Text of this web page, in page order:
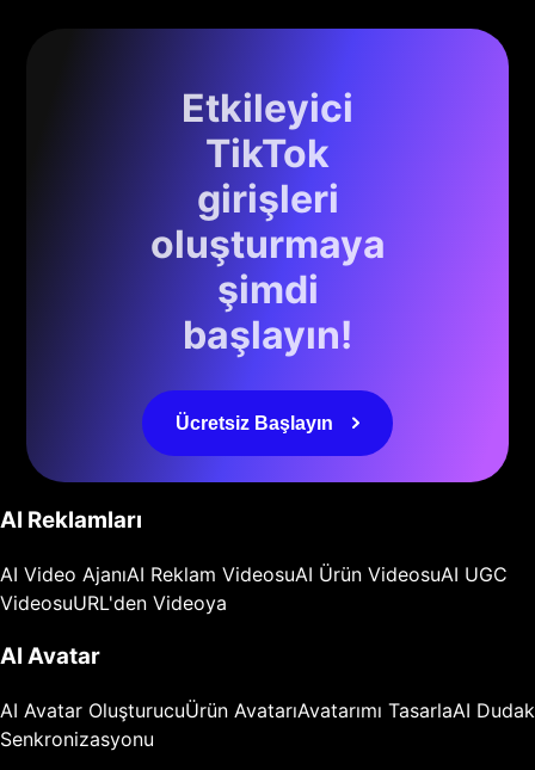
Etkileyici
TikTok
girişleri
oluşturmaya
şimdi
başlayın!
Ücretsiz Başlayın
AI Reklamları
AI Video AjanıAI Reklam VideosuAI Ürün VideosuAI UGC
VideosuURL'den Videoya
AI Avatar
AI Avatar OluşturucuÜrün AvatarıAvatarımı TasarlaAI Dudak
Senkronizasyonu